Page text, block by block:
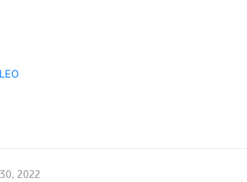
2022